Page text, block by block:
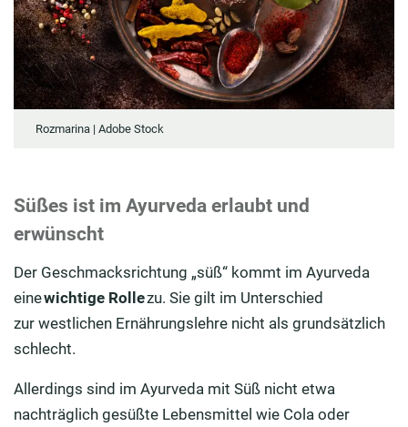
Rozmarina | Adobe Stock
Süßes ist im Ayurveda erlaubt und
erwünscht
Der Geschmacksrichtung „süß“ kommt im Ayurveda
einewichtige Rollezu. Sie gilt im Unterschied
zur westlichen Ernährungslehre nicht als grundsätzlich
schlecht.
Allerdings sind im Ayurveda mit Süß nicht etwa
nachträglich gesüßte Lebensmittel wie Cola oder